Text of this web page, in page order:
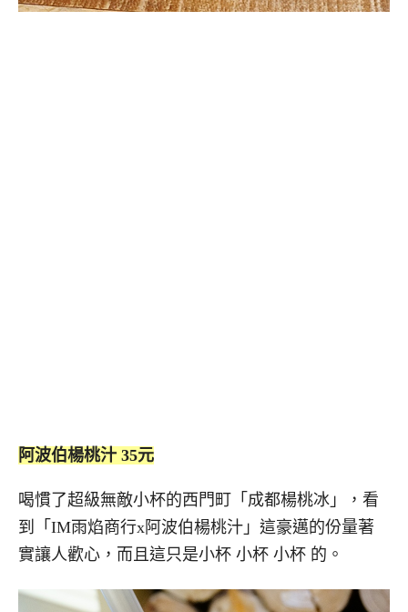
阿波伯楊桃汁 35元
喝慣了超級無敵小杯的西門町「成都楊桃冰」，看
到「IM雨焰商行x阿波伯楊桃汁」這豪邁的份量著
實讓人歡心，而且這只是小杯 小杯 小杯 的。